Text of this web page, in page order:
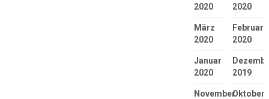
2020
2020
März
2020
Februar
2020
Januar
2020
2019
NovemberOktober